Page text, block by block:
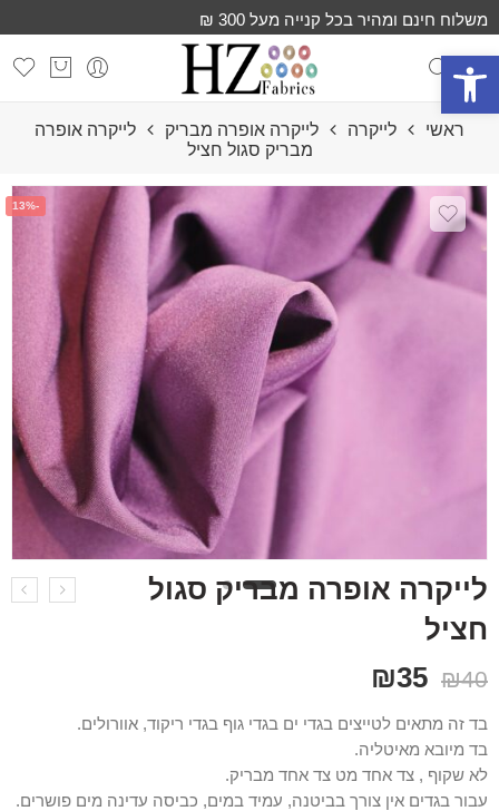
פתח סרגל נגישות
משלוח חינם ומהיר בכל קנייה מעל 300 ₪
ראשי לייקרה לייקרה אופרה מבריק
לייקרה אופרה
מבריק סגול חציל
-13%
לייקרה אופרה מבריק סגול
חציל
₪40
₪35
בד זה מתאים לטייצים בגדי ים בגדי גוף בגדי ריקוד, אוורולים.
בד מיובא מאיטליה.
לא שקוף , צד אחד מט צד אחד מבריק.
עבור בגדים אין צורך בביטנה, עמיד במים, כביסה עדינה מים פושרים.